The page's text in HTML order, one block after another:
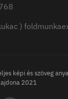
)
képi és szöveg
2021